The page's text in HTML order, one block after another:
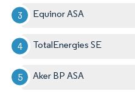
Equinor ASA
TotalEnergies SE
Aker BP ASA